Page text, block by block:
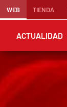
WEB TIENDA
ACTUALIDAD